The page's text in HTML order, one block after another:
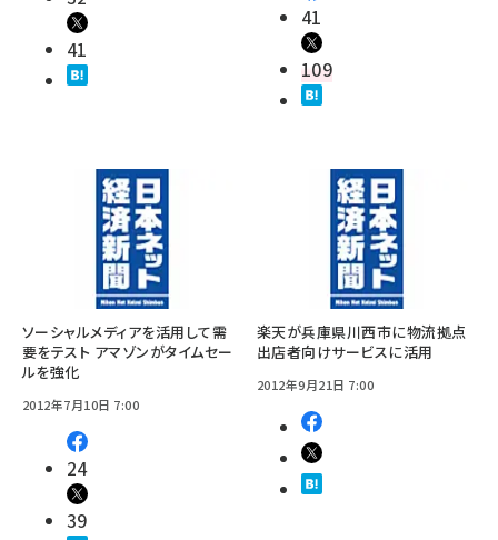
41
41
109
ソーシャルメディアを活用して需
要をテスト アマゾンがタイムセー
ルを強化
2012年7月10日 7:00
24
39
楽天が兵庫県川西市に物流拠点
出店者向けサービスに活用
2012年9月21日 7:00